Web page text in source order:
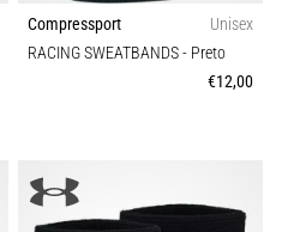
Compressport
Unisex
RACING SWEATBANDS- Preto
€12,00